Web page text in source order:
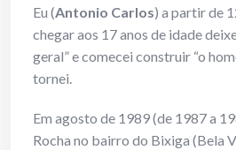
Eu (Antonio Carlos) a partir de
chegar aos 17 anos de idade
geral” e comecei construir “o
tornei.
Em agosto de 1989 (de 1987 a
Rocha no bairro do Bixiga (Bela